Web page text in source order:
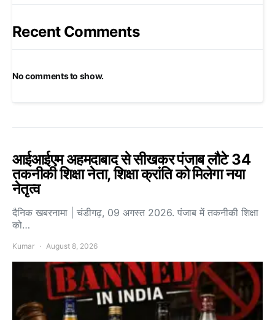
Recent Comments
No comments to show.
आईआईएम अहमदाबाद से सीखकर पंजाब लौटे 34
तकनीकी शिक्षा नेता, शिक्षा क्रांति को मिलेगा नया
नेतृत्व
दैनिक खबरनामा | चंडीगढ़, 09 अगस्त 2026. पंजाब में तकनीकी शिक्षा
को…
Kumar August 8, 2026